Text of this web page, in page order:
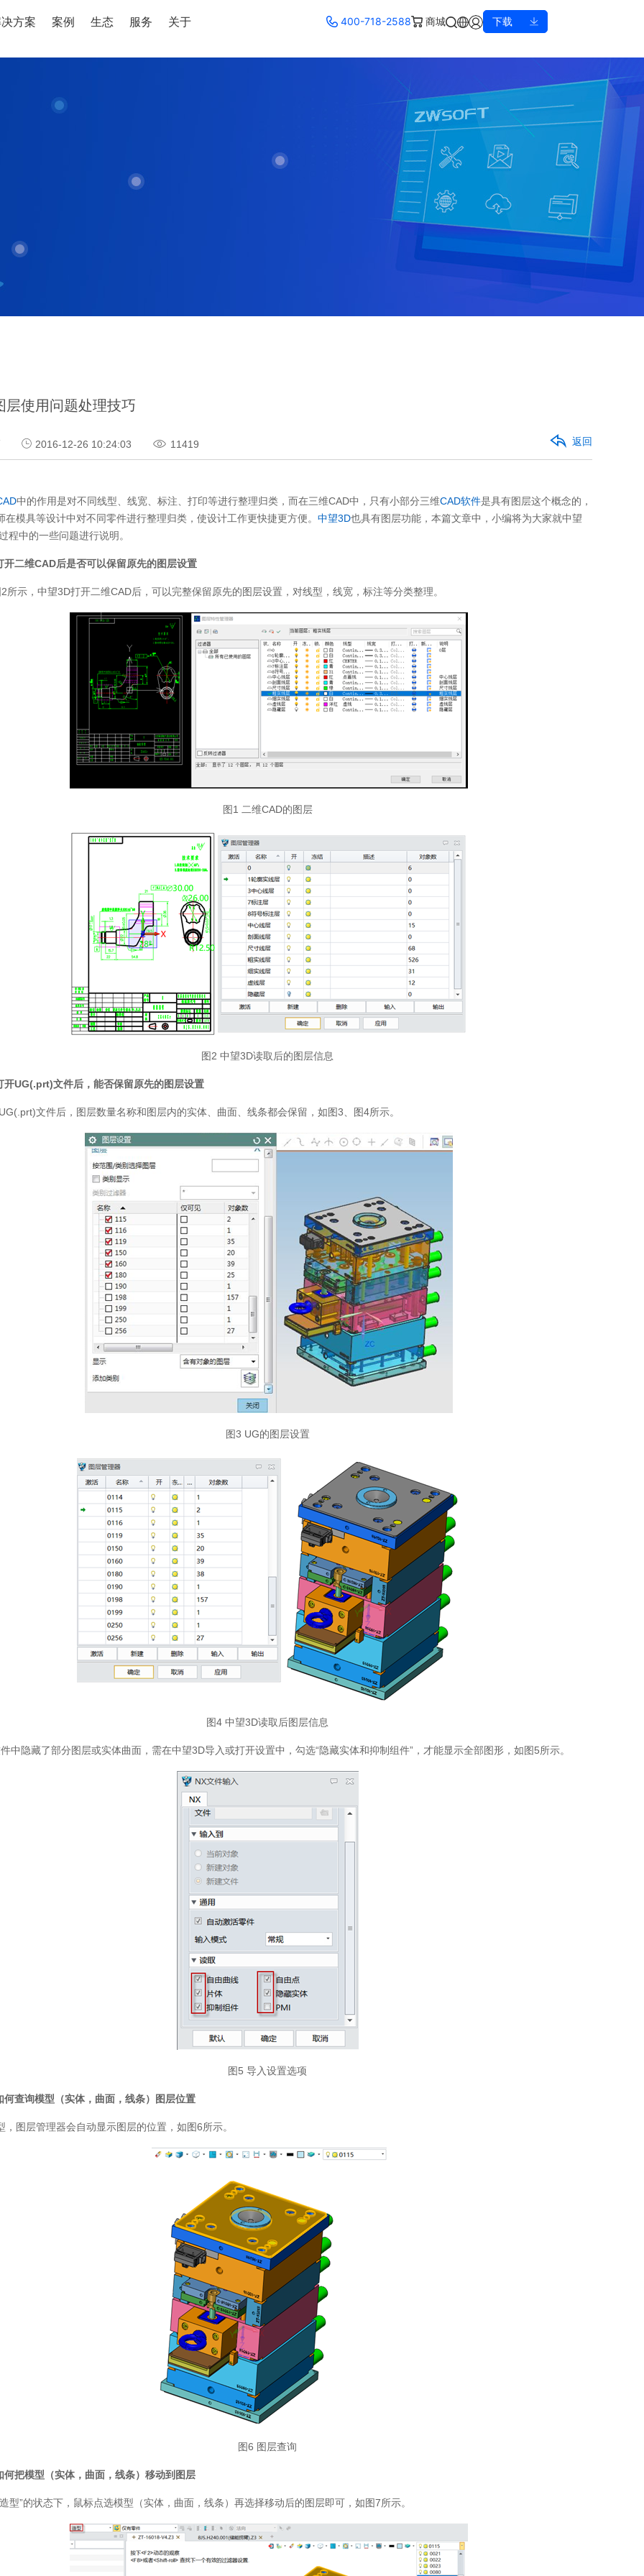
方案 案例 生态 服务 关于 400-718-2588 商城 下载
层使用问题处理技巧
2016-12-26 10:24:03 11419 返回
中的作用是对不同线型、线宽、标注、打印等进行整理归类，而在三维CAD中，只有小部分三维CAD软件是具有图层这个概念的，
在模具等设计中对不同零件进行整理归类，使设计工作更快捷更方便。 中望3D也具有图层功能，本篇文章中，小编将为大家就中望
程中的一些问题进行说明。
开二维CAD后是否可以保留原先的图层设置
所示，中望3D打开二维CAD后，可以完整保留原先的图层设置，对线型，线宽，标注等分类整理。
图1 二维CAD的图层
图2 中望3D读取后的图层信息
开UG(.prt)文件后，能否保留原先的图层设置
文件后，图层数量名称和图层内的实体、曲面、线条都会保留，如图3、图4所示。
图3 UG的图层设置
图4 中望3D读取后图层信息
中隐藏了部分图层或实体曲面，需在中望3D导入或打开设置中，勾选“隐藏实体和抑制组件”，才能显示全部图形，如图5所示。
图5 导入设置选项
何查询模型（实体，曲面，线条）图层位置
，图层管理器会自动显示图层的位置，如图6所示。
图6 图层查询
何把模型（实体，曲面，线条）移动到图层
型”的状态下，鼠标点选模型（实体，曲面，线条）再选择移动后的图层即可，如图7所示。